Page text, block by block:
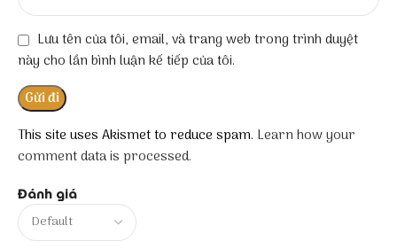
Đánh giá
Lưu tên của tôi, email, và trang web trong trình duyệt
này cho lần bình luận kế tiếp của tôi.
This site uses Akismet to reduce spam. Learn how your
comment data is processed.